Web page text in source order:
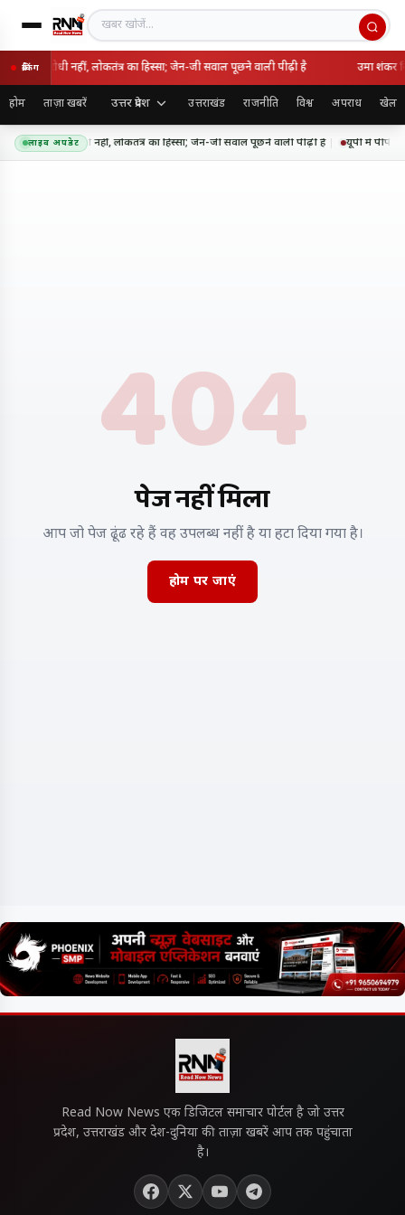
खबर खोजें
ब्रेकिंग
राष्ट्रविरोधी नहीं, लोकतंत्र का हिस्सा; जेन-जी सवाल पूछने वाली पीढ़ी है उमा शंकर
होम ताज़ा खबरें उत्तर प्रदेश उत्तराखंड राजनीति विश्व अपराध खेल
लाइव अपडेट
आंदोलन राष्ट्रविरोधी नहीं, लोकतंत्र का हिस्सा; जेन-जी सवाल पूछने वाली पीढ़ी है यूपी में
404
पेज नहीं मिला
आप जो पेज ढूंढ रहे हैं वह उपलब्ध नहीं है या हटा दिया गया है।
होम पर जाएं
Read Now News एक डिजिटल समाचार पोर्टल है जो उत्तर
प्रदेश, उत्तराखंड और देश-दुनिया की ताज़ा खबरें आप तक पहुंचाता
है।